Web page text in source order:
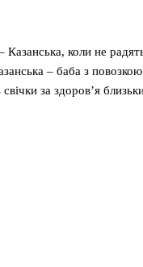
Казанська, коли не
– баба з
за здоров’я